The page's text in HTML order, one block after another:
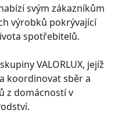
svým zákazníkům
výrobků pokrývající
spotřebitelů.
VALORLUX, jejíž
koordinovat sběr a
z domácností v